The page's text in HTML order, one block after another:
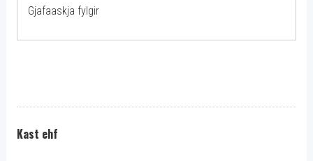
Gjafaaskja fylgir
Kast ehf